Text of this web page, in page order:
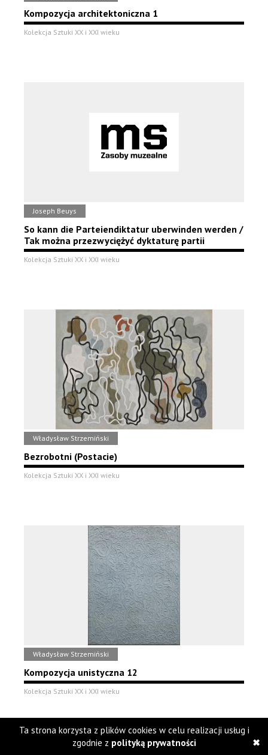
Kompozycja architektoniczna 1
Kolekcja Sztuki XX i XXI wieku
Joseph Beuys
So kann die Parteiendiktatur uberwinden werden /
Tak można przezwyciężyć dyktaturę partii
Kolekcja Sztuki XX i XXI wieku
Władysław Strzemiński
Bezrobotni (Postacie)
Kolekcja Sztuki XX i XXI wieku
Władysław Strzemiński
Kompozycja unistyczna 12
Kolekcja Sztuki XX i XXI wieku
Ta strona korzysta z plików cookies w celu realizacji usług i
zgodnie z polityką prywatności